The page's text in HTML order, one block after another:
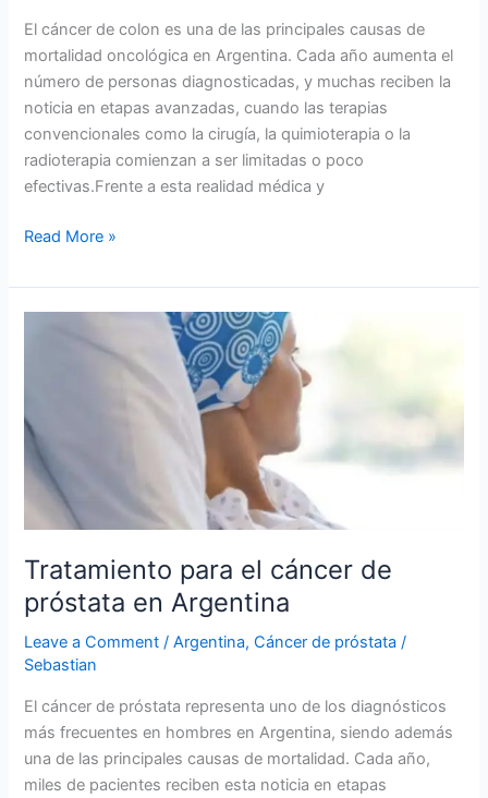
El cáncer de colon es una de las principales causas de
mortalidad oncológica en Argentina. Cada año aumenta el
número de personas diagnosticadas, y muchas reciben la
noticia en etapas avanzadas, cuando las terapias
convencionales como la cirugía, la quimioterapia o la
radioterapia comienzan a ser limitadas o poco
efectivas.Frente a esta realidad médica y
Read More »
Tratamiento para el cáncer de
próstata en Argentina
Leave a Comment /Argentina,Cáncer de próstata /
Sebastian
El cáncer de próstata representa uno de los diagnósticos
más frecuentes en hombres en Argentina, siendo además
una de las principales causas de mortalidad. Cada año,
miles de pacientes reciben esta noticia en etapas
de
próstata
en
Argentina